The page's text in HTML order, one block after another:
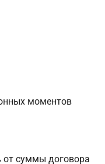
моментов
от суммы договора